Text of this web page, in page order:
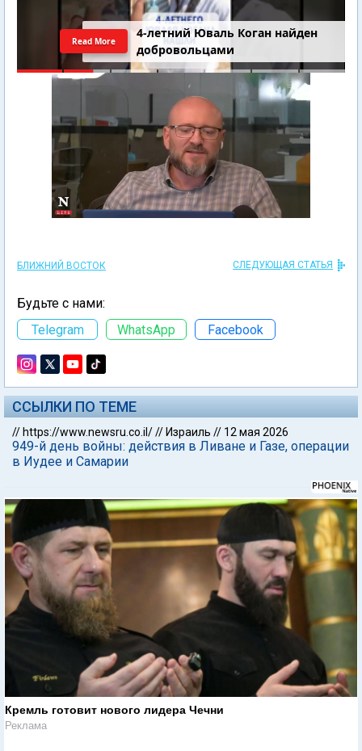
4-летний Юваль Коган найден
добровольцами
Read More
БЛИЖНИЙ ВОСТОК СЛЕДУЮЩАЯ СТАТЬЯ
Будьте с нами:
Telegram
WhatsApp Facebook
ССЫЛКИ ПО ТЕМЕ
// https://www.newsru.co.il/// Израиль // 12 мая 2026
949-й день войны: действия в Ливане и Газе, операции
в Иудее и Самарии
Кремль готовит нового лидера Чечни
Реклама